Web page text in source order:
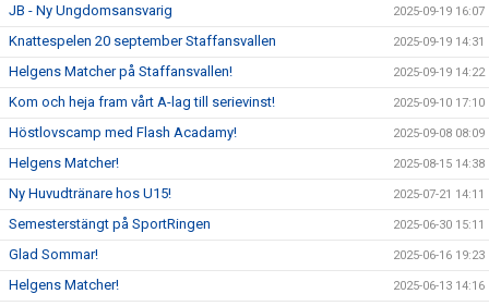
JB - Ny Ungdomsansvarig 2025-09-19 16:07
Knattespelen 20 september Staffansvallen 2025-09-19 14:31
Helgens Matcher på Staffansvallen! 2025-09-19 14:22
Kom och heja fram vårt A-lag till serievinst! 2025-09-10 17:10
Höstlovscamp med Flash Acadamy! 2025-09-08 08:09
Helgens Matcher! 2025-08-15 14:38
Ny Huvudtränare hos U15! 2025-07-21 14:11
Semesterstängt på SportRingen 2025-06-30 15:11
Glad Sommar! 2025-06-16 19:23
Helgens Matcher! 2025-06-13 14:16